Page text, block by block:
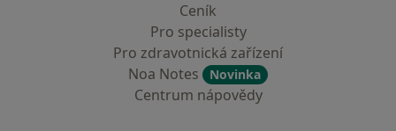
Ceník
Pro specialisty
Pro zdravotnická zařízení
Noa Notes
Novinka
Centrum nápovědy